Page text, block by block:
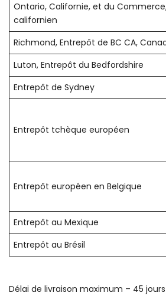
Ontario, Californie, et du
californien
Richmond, Entrepôt de BC CA,
Luton, Entrepôt du Bedfordshire
Entrepôt de Sydney
Entrepôt tchèque européen
Entrepôt européen en Belgique
Entrepôt au Mexique
Entrepôt au Brésil
Délai de livraison maximum – 45